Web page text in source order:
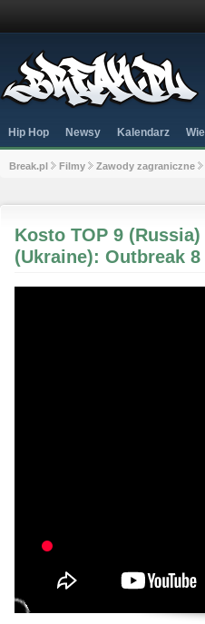
Hip Hop Newsy Kalendarz
Break.pl Filmy Zawody zagraniczne
Kosto TOP 9
(Ukraine): Outbreak